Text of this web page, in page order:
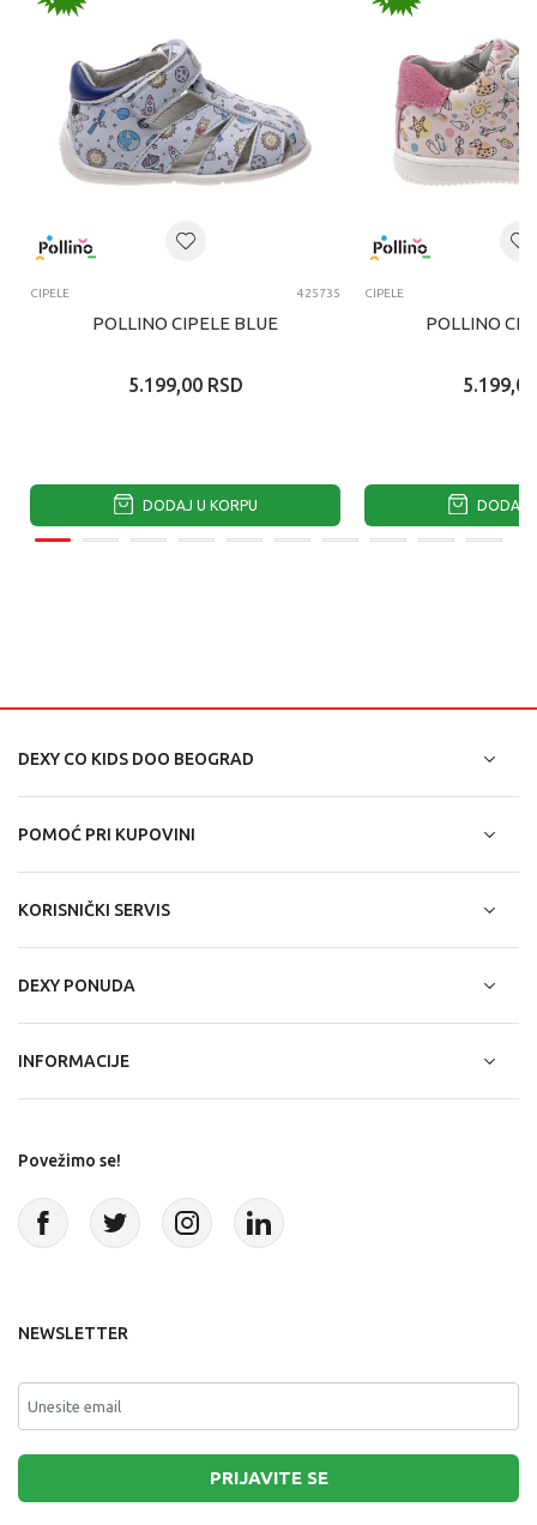
CIPELE 425735
POLLINO CIPELE BLUE
5.199,00 RSD
DODAJ U KORPU
CIPELE
POLLINO
5.199,00
DODAJ
DEXY CO KIDS DOO BEOGRAD
POMOĆ PRI KUPOVINI
KORISNIČKI SERVIS
DEXY PONUDA
INFORMACIJE
Povežimo se!
NEWSLETTER
PRIJAVITE SE